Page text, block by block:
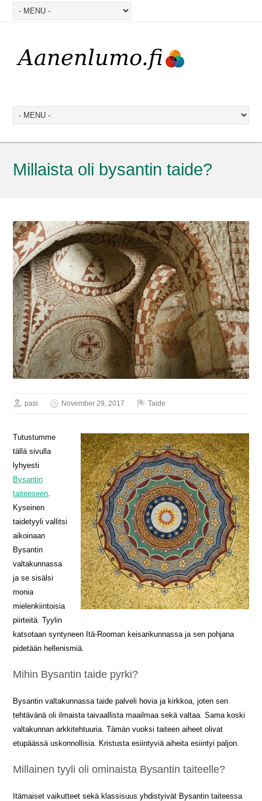
Millaista oli bysantin taide?
pasi November 29, 2017 Taide
Tutustumme
tällä sivulla
lyhyesti
Bysantin
taiteeseen
Kyseinen
taidetyyli vallitsi
aikoinaan
Bysantin
valtakunnassa
ja se sisälsi
monia
mielenkiintoisia
piirteitä. Tyylin
katsotaan syntyneen Itä-Rooman keisarikunnassa ja sen pohjana
pidetään hellenismiä.
Mihin Bysantin taide pyrki?
Bysantin valtakunnassa taide palveli hovia ja kirkkoa, joten sen
tehtävänä oli ilmaista taivaallista maailmaa sekä valtaa. Sama koski
valtakunnan arkkitehtuuria. Tämän vuoksi taiteen aiheet olivat
etupäässä uskonnollisia. Kristusta esiintyviä aiheita esiintyi paljon.
Millainen tyyli oli ominaista Bysantin taiteelle?
Itämaiset vaikutteet sekä klassisuus yhdistyivät Bysantin taiteessa